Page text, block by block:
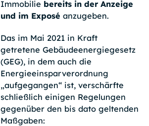
Immobilie bereits in der Anzeige
und im Exposé anzugeben.
Das im Mai 2021 in Kraft
getretene Gebäudeenergiegesetz
(GEG), in dem auch die
Energieeinsparverordnung
„aufgegangen“ ist, verschärfte
schließlich einigen Regelungen
gegenüber den bis dato geltenden
Maßgaben: